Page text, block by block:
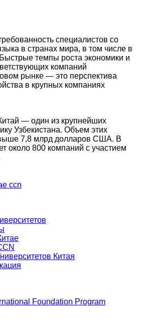
специалистов со
в странах мира, в том числе в
Быстрые темпы роста экономики и
компаний
рынке — это перспектива
в крупных компаниях
— один из крупнейших
Узбекистана. Объем этих
7,8 млрд долларов США. В
около 800 компаний с участием
Китая
Foundation Program